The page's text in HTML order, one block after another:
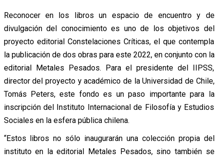
Reconocer en los libros un espacio de encuentro y de
divulgación del conocimiento es uno de los objetivos del
proyecto editorial Constelaciones Críticas, el que contempla
la publicación de dos obras para este 2022, en conjunto con la
editorial Metales Pesados. Para el presidente del IIPSS,
director del proyecto y académico de la Universidad de Chile,
Tomás Peters, este fondo es un paso importante para la
inscripción del Instituto Internacional de Filosofía y Estudios
Sociales en la esfera pública chilena.
“Estos libros no sólo inaugurarán una colección propia del
instituto en la editorial Metales Pesados, sino también se